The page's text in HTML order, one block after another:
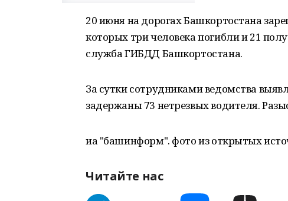
20 июня на дорогах Башкортостана
которых три человека погибли и 21
служба ГИБДД Башкортостана.
За сутки сотрудниками ведомства
задержаны 73 нетрезвых водителя.
иа "башинформ". фото из открытых
Читайте нас